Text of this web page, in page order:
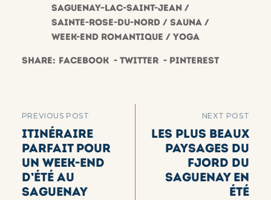
Saguenay–Lac-Saint-Jean
Sainte-Rose-du-Nord
Sauna
Week-end romantique
Yoga
Share: Facebook Twitter Pinterest
PREVIOUS POST
Itinéraire
parfait pour
un week-end
d’été au
Saguenay
NEXT POST
Les plus beaux
paysages du
Fjord du
Saguenay en
été